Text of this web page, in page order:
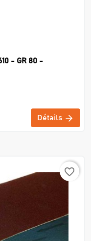
- GR 80 -
Détails
favorite_border